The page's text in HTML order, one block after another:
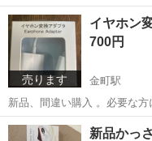
東京 葛飾区 金町駅
売ります
イヤホン
700円
金町駅
新品、間違い購入 。必要な方
東京 葛飾区 金町駅
新品かっ